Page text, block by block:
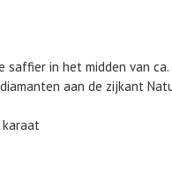
in het midden van
aan de zijkant
karaat